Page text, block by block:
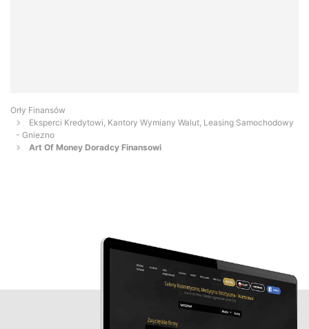
Orły Finansów
Eksperci Kredytowi, Kantory Wymiany Walut, Leasing Samochodowy
- Gniezno
Art Of Money Doradcy Finansowi